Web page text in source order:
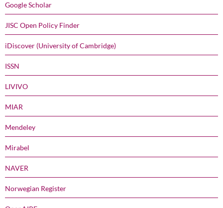
Google Scholar
JISC Open Policy Finder
iDiscover (University of Cambridge)
ISSN
LIVIVO
MIAR
Mendeley
Mirabel
NAVER
Norwegian Register